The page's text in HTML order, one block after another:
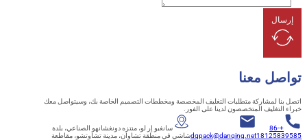
معنا
لمشاركة متطلبات التغليف المخصصة ومخططات التصميم الخاصة بك، وسيتواصل معك
المتخصصون لدينا على الفور.
+86-
dqpack@danqing.net
سانغبو إر لو، منتزه دونغشانهو الصناعي، بلدة
شاشي في منطقة تشاوان، مدينة تشاوتشو، مقاطعة